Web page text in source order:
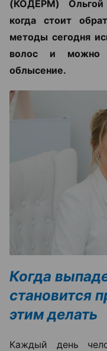
(КОДЕРМ) Ольгой
когда стоит
методы сегодня
волос и можно
облысение.
Когда
становится
этим делать
Каждый день